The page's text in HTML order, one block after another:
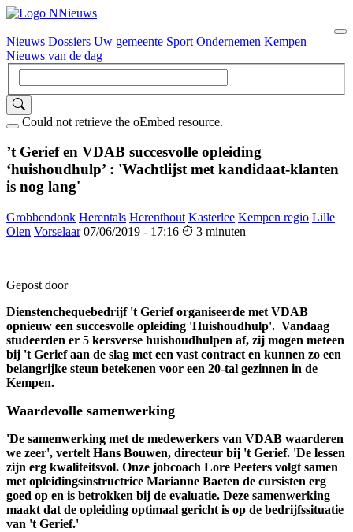
Hoofdnavigatie
Nieuws Dossiers Uw gemeente Sport Ondernemen Kempen
Nieuws van de dag
Could not retrieve the oEmbed resource.
’t Gerief en VDAB succesvolle opleiding
‘huishoudhulp’ : 'Wachtlijst met kandidaat-klanten
is nog lang'
Grobbendonk Herentals Herenthout Kasterlee Kempen regio Lille
Olen Vorselaar 07/06/2019 - 17:16 3 minuten
Gepost door
Dienstenchequebedrijf 't Gerief organiseerde met VDAB
opnieuw een succesvolle opleiding 'Huishoudhulp'. Vandaag
studeerden er 5 kersverse huishoudhulpen af, zij mogen meteen
bij 't Gerief aan de slag met een vast contract en kunnen zo een
belangrijke steun betekenen voor een 20-tal gezinnen in de
Kempen.
Waardevolle samenwerking
'De samenwerking met de medewerkers van VDAB waarderen
we zeer', vertelt Hans Bouwen, directeur bij 't Gerief. 'De lessen
zijn erg kwaliteitsvol. Onze jobcoach Lore Peeters volgt samen
met opleidingsinstructrice Marianne Baeten de cursisten erg
goed op en is betrokken bij de evaluatie. Deze samenwerking
maakt dat de opleiding optimaal gericht is op de bedrijfssituatie
van 't Gerief.'